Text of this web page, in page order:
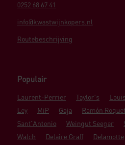
0252 68 67 41
info@kwastwijnkopers.nl
Routebeschrijving
Populair
Laurent-Perrier Taylor's
Ley
MiP Gaja Ramón
Sant'Antonio
Weingut Seeger
Walch
Delaire Graff Delamotte